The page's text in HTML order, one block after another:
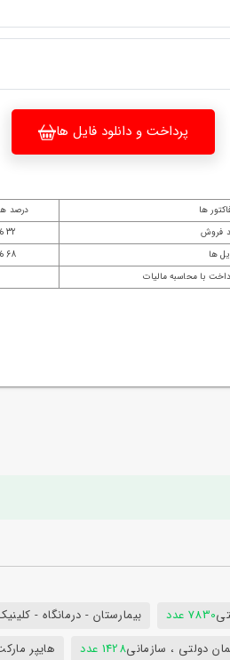
پرداخت و دانلود فایل ها
ها درصد
فروش
32 %
ها
68 %
با محاسبه مالیات
7830 عدد بیمارستان - درمانگاه -
دولتی ، سازمانی1428 عدد هایپر